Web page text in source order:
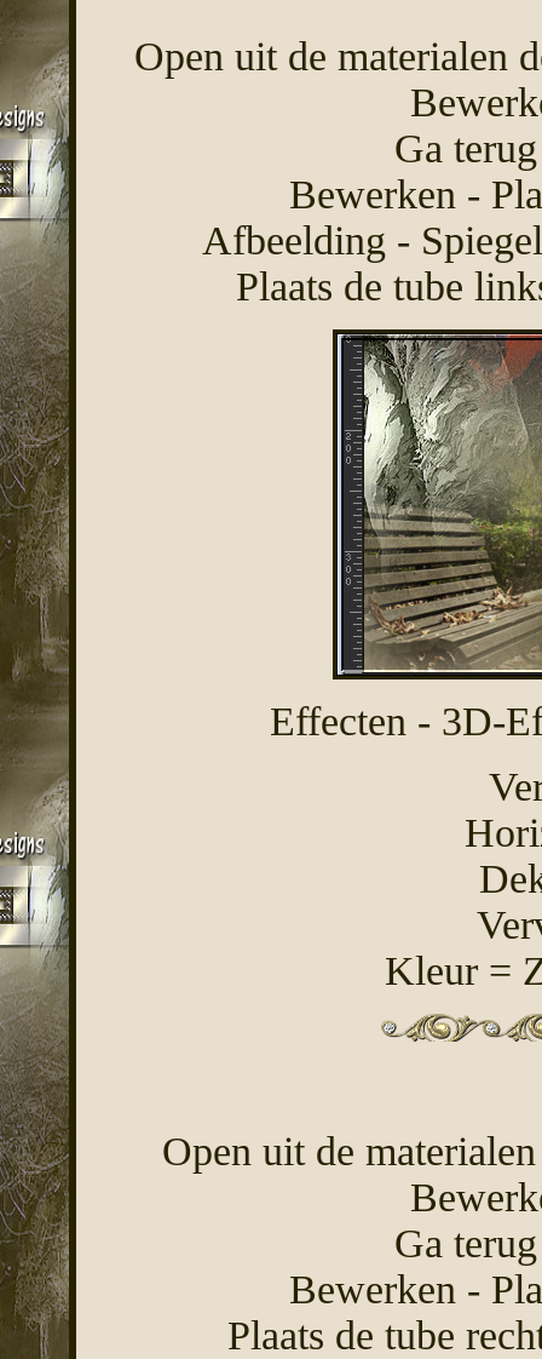
Open uit de materialen
Ga
Bewerken -
Afbeelding -
Plaats de tube
Effecten - 3D-
Kleur =
Open uit de
Ga
Bewerken -
Plaats de tube